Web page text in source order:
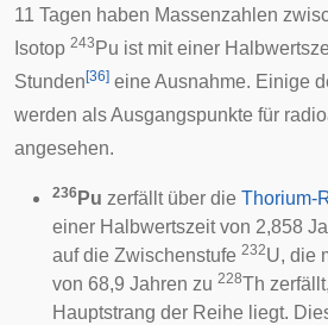
11 Tagen haben Massenzahlen
Isotop 243 Pu ist mit einer
Stunden [36] eine Ausnahme. Einige
werden als Ausgangspunkte für
angesehen.
236 Pu zerfällt über die Thorium-
einer Halbwertszeit von 2,858
auf die Zwischenstufe 232U, die
von 68,9 Jahren zu 228Th
Hauptstrang der Reihe liegt.